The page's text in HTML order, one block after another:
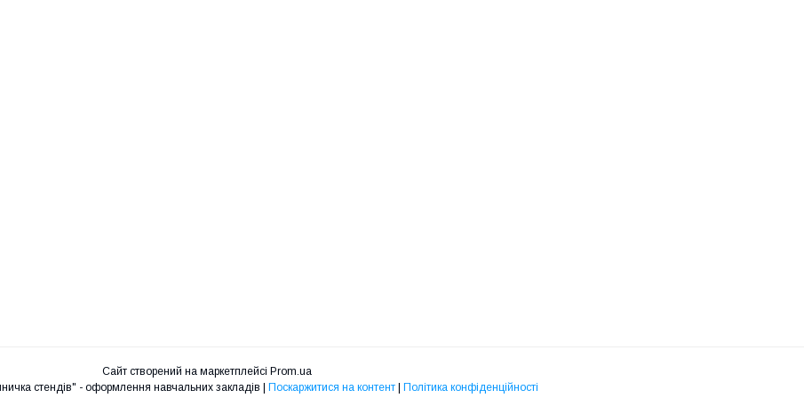
Сайт створений на маркетплейсі Prom.ua
Поскаржитися на контент Політика конфіденційності